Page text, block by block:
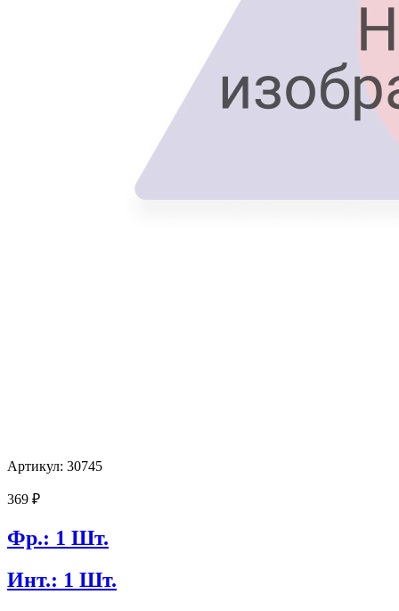
Артикул: 30745
369 ₽
Фр.: 1 Шт.
Инт.: 1 Шт.